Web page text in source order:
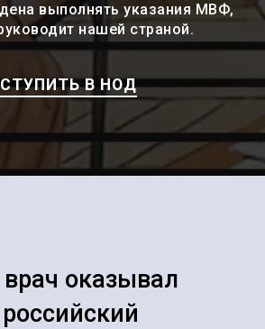
выполнять указания МВФ,
нашей страной.
В НОД
оказывал